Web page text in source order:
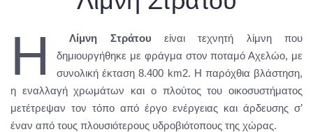
Η Λίμνη Στράτου είναι τεχνητή λίμνη που
δημιουργήθηκε με φράγμα στον ποταμό Αχελώο, με
συνολική έκταση 8.400 km2. Η παρόχθια βλάστηση,
η εναλλαγή χρωμάτων και ο πλούτος του οικοσυστήματος
μετέτρεψαν τον τόπο από έργο ενέργειας και άρδευσης σ’
έναν από τους πλουσιότερους υδροβιότοπους της χώρας.